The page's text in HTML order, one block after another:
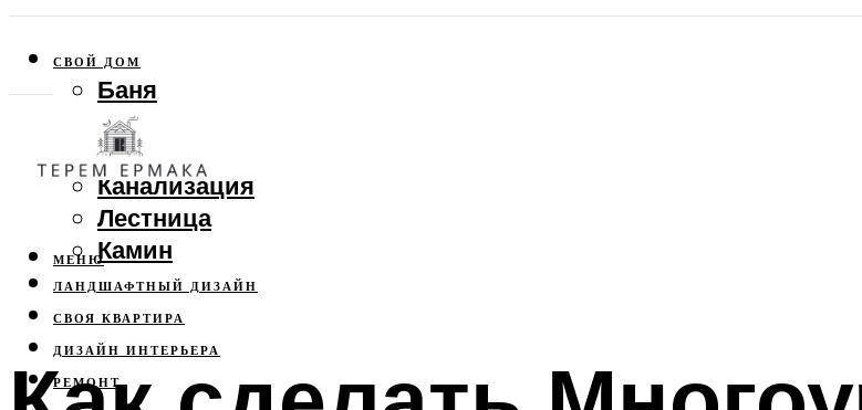
СВОЙ ДОМ
Баня
Веранда
Забор
Канализация
Лестница
Камин
ЛАНДШАФТНЫЙ ДИЗАЙН
СВОЯ КВАРТИРА
ДИЗАЙН ИНТЕРЬЕРА
РЕМОНТ
МЕНЮ